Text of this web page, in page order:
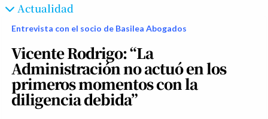
Actualidad
Entrevista con el socio de Basilea Abogados
Vicente Rodrigo: “La
Administración no actuó en los
primeros momentos con la
diligencia debida”